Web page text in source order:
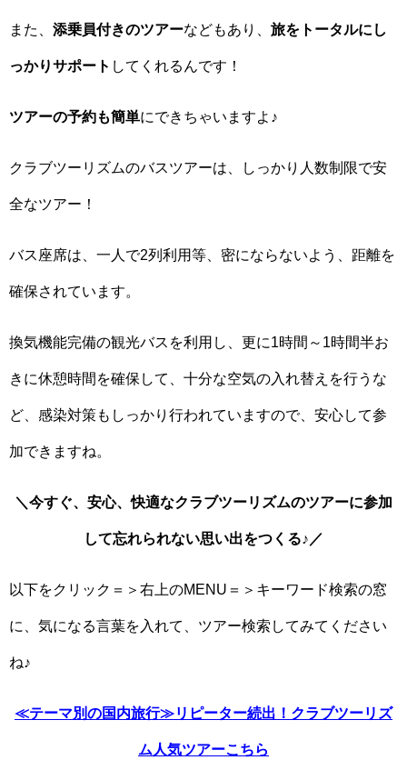
また、 添乗員付きのツアーなどもあり、 旅をトータルにし
っかりサポート してくれるんです！
ツアーの予約も簡単にできちゃいますよ♪
クラブツーリズムのバスツアーは、しっかり人数制限で安
全なツアー！
バス座席は、一人で2列利用等、密にならないよう、距離を
確保されています。
換気機能完備の観光バスを利用し、更に1時間～1時間半お
きに休憩時間を確保して、十分な空気の入れ替えを行うな
ど、感染対策もしっかり行われていますので、安心して参
加できますね。
＼今すぐ、安心、快適なクラブツーリズムのツアーに参加
して忘れられない思い出をつくる♪／
以下をクリック＝＞右上のMENU＝＞キーワード検索の窓
に、気になる言葉を入れて、ツアー検索してみてください
ね♪
≪テーマ別の国内旅行≫リピーター続出！クラブツーリズ
ム人気ツアーこちら